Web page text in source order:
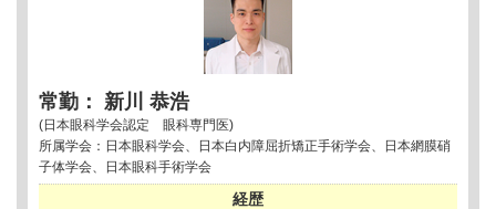
常勤： 新川 恭浩
(日本眼科学会認定 眼科専門医)
所属学会：日本眼科学会、日本白内障屈折矯正手術学会、日本網膜硝
子体学会、日本眼科手術学会
経歴